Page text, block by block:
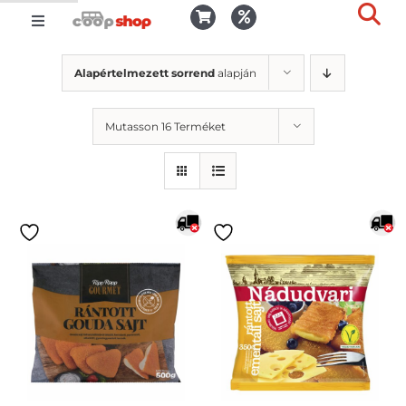
Kihagyás
Toggle
Bejelentkezés
Termékek
Alapértelmezett sorrendalapján
Mutasson 16 Terméket